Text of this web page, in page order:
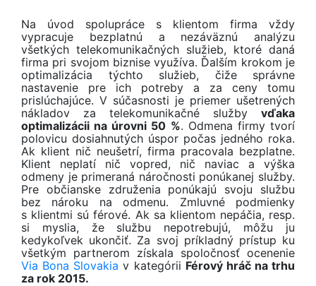
Na úvod spolupráce s klientom firma vždy
vypracuje bezplatnú a nezáväznú analýzu
všetkých telekomunikačných služieb, ktoré daná
firma pri svojom biznise využíva. Ďalším krokom je
optimalizácia týchto služieb, čiže správne
nastavenie pre ich potreby a za ceny tomu
prislúchajúce. V súčasnosti je priemer ušetrených
nákladov za telekomunikačné služby vďaka
optimalizácii na úrovni 50 %. Odmena firmy tvorí
polovicu dosiahnutých úspor počas jedného roka.
Ak klient nič neušetrí, firma pracovala bezplatne.
Klient neplatí nič vopred, nič naviac a výška
odmeny je primeraná náročnosti ponúkanej služby.
Pre občianske združenia ponúkajú svoju službu
bez nároku na odmenu. Zmluvné podmienky
s klientmi sú férové. Ak sa klientom nepáčia, resp.
si myslia, že službu nepotrebujú, môžu ju
kedykoľvek ukončiť. Za svoj príkladný prístup ku
všetkým partnerom získala spoločnosť ocenenie
Via Bona Slovakia v kategórii Férový hráč na trhu
za rok 2015.